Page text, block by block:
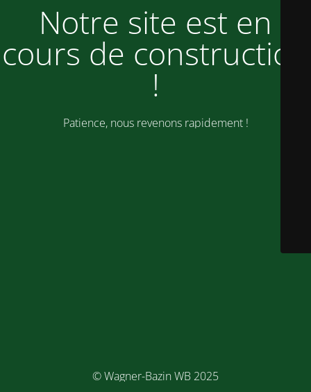
Notre site est en
cours de construction
!
Patience, nous revenons rapidement !
© Wagner-Bazin WB 2025